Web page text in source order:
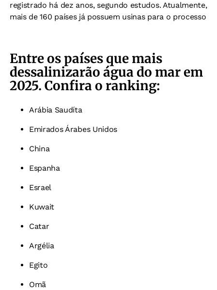
registrado há dez anos, segundo estudos. Atualmente,
mais de 160 países já possuem usinas para o processo
Entre os países que mais
dessalinizarão água do mar em
2025. Confira o ranking:
Arábia Saudíta
Emirados Árabes Unidos
China
Espanha
Esrael
Kuwait
Catar
Argélia
Egito
Omã